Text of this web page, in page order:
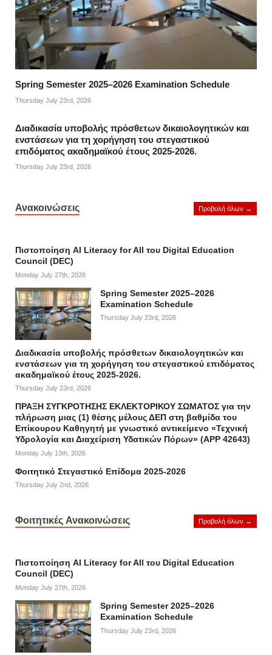
Spring Semester 2025–2026 Examination Schedule
Thursday July 23rd, 2026
Διαδικασία υποβολής πρόσθετων δικαιολογητικών και
ενστάσεων για τη χορήγηση του στεγαστικού
επιδόματος ακαδημαϊκού έτους 2025-2026.
Thursday July 23rd, 2026
Ανακοινώσεις Προβολή όλων →
Πιστοποίηση AI Literacy for All του Digital Education
Council (DEC)
Monday July 27th, 2026
Spring Semester 2025–2026
Examination Schedule
Thursday July 23rd, 2026
Διαδικασία υποβολής πρόσθετων δικαιολογητικών και
ενστάσεων για τη χορήγηση του στεγαστικού επιδόματος
ακαδημαϊκού έτους 2025-2026.
Thursday July 23rd, 2026
ΠΡΑΞΗ ΣΥΓΚΡΟΤΗΣΗΣ ΕΚΛΕΚΤΟΡΙΚΟΥ ΣΩΜΑΤΟΣ για την
πλήρωση μιας (1) θέσης μέλους ΔΕΠ στη βαθμίδα του
Επίκουρου Καθηγητή με γνωστικό αντικείμενο «Τεχνική
Υδρολογία και Διαχείριση Υδατικών Πόρων» (APP 42643)
Monday July 13th, 2026
Φοιτητικό Στεγαστικό Επίδομα 2025-2026
Thursday July 2nd, 2026
Φοιτητικές Ανακοινώσεις Προβολή όλων →
Πιστοποίηση AI Literacy for All του Digital Education
Council (DEC)
Monday July 27th, 2026
Spring Semester 2025–2026
Examination Schedule
Thursday July 23rd, 2026